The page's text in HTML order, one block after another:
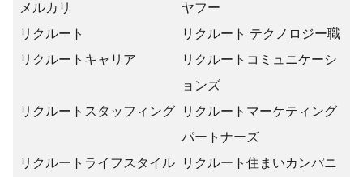
メルカリ
ヤフー
リクルート
リクルート テクノロジー職
リクルートキャリア
リクルートコミュニケーシ
ョンズ
リクルートスタッフィング
リクルートマーケティング
パートナーズ
リクルートライフスタイル
リクルート住まいカンパニ